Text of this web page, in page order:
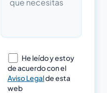
He leído y estoy
de acuerdo con el
Aviso Legalde esta
web